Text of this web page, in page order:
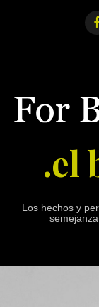
F
o
.el
Los hechos y